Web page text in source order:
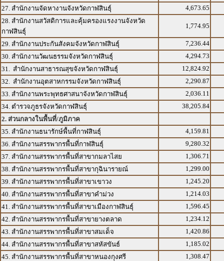
27. สำนักงานจัดหางานจังหวัดกาฬสินธุ์
4,673.65
28. สำนักงานสวัสดิการและคุ้มครองแรงงานจังหวัด
กาฬสินธุ์
1,774.95
29. สำนักงานประกันสังคมจังหวัดกาฬสินธุ์
7,236.44
30. สำนักงานวัฒนธรรมจังหวัดกาฬสินธุ์
4,294.73
31. สำนักงานสาธารณสุขจังหวัดกาฬสินธุ์
12,824.92
32. สำนักงานอุตสาหกรรมจังหวัดกาฬสินธุ์
2,290.87
33. สำนักงานพระพุทธศาสนาจังหวัดกาฬสินธุ์
2,036.11
34. ตำรวจภูธรจังหวัดกาฬสินธุ์
38,205.84
2. ส่วนกลางในพื้นที่/ภูมิภาค
35. สำนักงานธนารักษ์พื้นที่กาฬสินธุ์
4,159.81
36. สำนักงานสรรพากรพื้นที่กาฬสินธุ์
9,280.32
37. สำนักงานสรรพากรพื้นที่สาขากมลาไสย
1,306.71
38. สำนักงานสรรพากรพื้นที่สาขากุฉินารายณ์
1,299.00
39. สำนักงานสรรพากรพื้นที่สาขาเขาวง
1,245.20
40. สำนักงานสรรพากรพื้นที่สาขาคำม่วง
1,214.03
41. สำนักงานสรรพากรพื้นที่สาขาเมืองกาฬสินธุ์
1,596.45
42. สำนักงานสรรพากรพื้นที่สาขายางตลาด
1,234.12
43. สำนักงานสรรพากรพื้นที่สาขาสมเด็จ
1,420.86
44. สำนักงานสรรพากรพื้นที่สาขาสหัสขันธ์
1,185.02
45. สำนักงานสรรพากรพื้นที่สาขาหนองกุงศรี
1,308.47